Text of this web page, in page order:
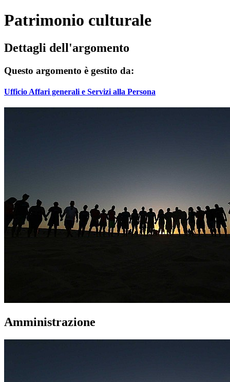
Patrimonio culturale
Dettagli dell'argomento
Questo argomento è gestito da:
Ufficio Affari generali e Servizi alla Persona
Amministrazione